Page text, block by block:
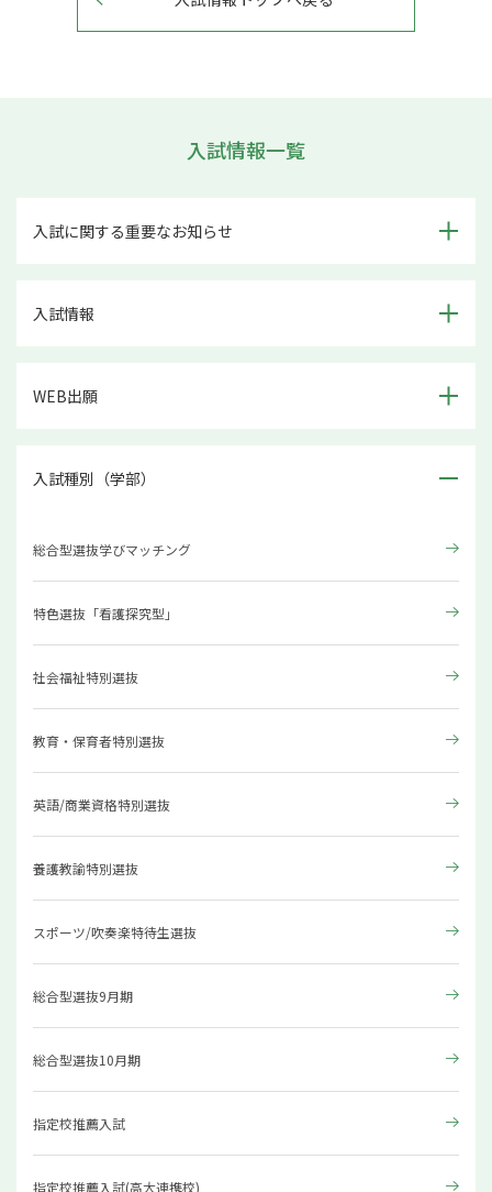
入試情報一覧
入試に関する重要なお知らせ
入試情報
WEB出願
入試種別（学部）
総合型選抜学びマッチング
特色選抜「看護探究型」
社会福祉特別選抜
教育・保育者特別選抜
英語/商業資格特別選抜
養護教諭特別選抜
スポーツ/吹奏楽特待生選抜
総合型選抜9月期
総合型選抜10月期
指定校推薦入試
指定校推薦入試(高大連携校)